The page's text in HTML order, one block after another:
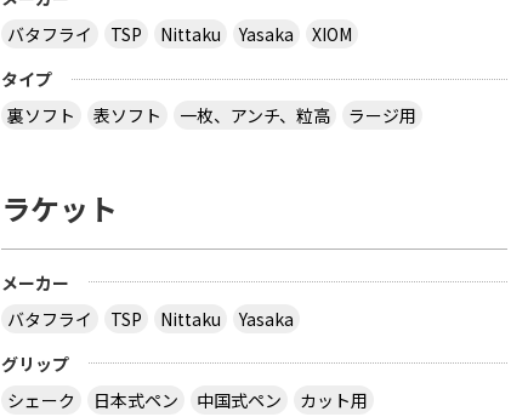
バタフライ
TSP Nittaku Yasaka
XIOM
タイプ
裏ソフト
表ソフト 一枚、アンチ、粒高 ラージ用
ラケット
メーカー
バタフライ
TSP Nittaku
Yasaka
グリップ
シェーク
日本式ペン 中国式ペン
カット用